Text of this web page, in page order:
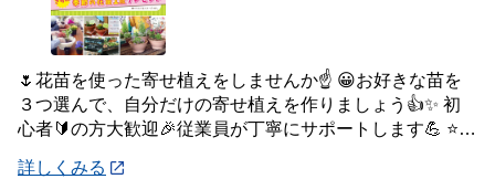
🌷花苗を使った寄せ植えをしませんか☝️ 😀お好きな苗を
３つ選んで、自分だけの寄せ植えを作りましょう👍✨ 初
心者🔰の方大歓迎🎉従業員が丁寧にサポートします💪 ⭐さ
詳しくみる